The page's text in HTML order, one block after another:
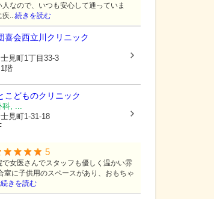
人なので、いつも安心して通っていま
疾...続きを読む
喜会西立川クリニック
見町1丁目33-3
階
こどものクリニック
科, ...
見町1-31-18
5
女医さんでスタッフも優しく温かい雰
室に子供用のスペースがあり、おもちゃ
続きを読む